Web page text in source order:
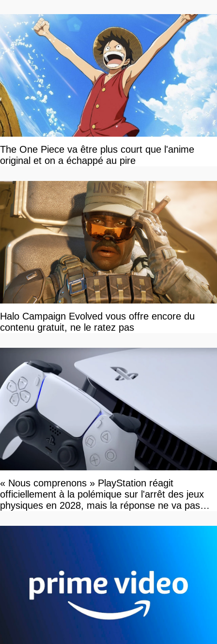
The One Piece va être plus court que l'anime
original et on a échappé au pire
Halo Campaign Evolved vous offre encore du
contenu gratuit, ne le ratez pas
« Nous comprenons » PlayStation réagit
officiellement à la polémique sur l'arrêt des jeux
physiques en 2028, mais la réponse ne va pas